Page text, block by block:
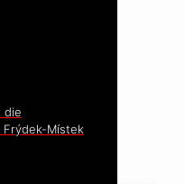
die
Místek